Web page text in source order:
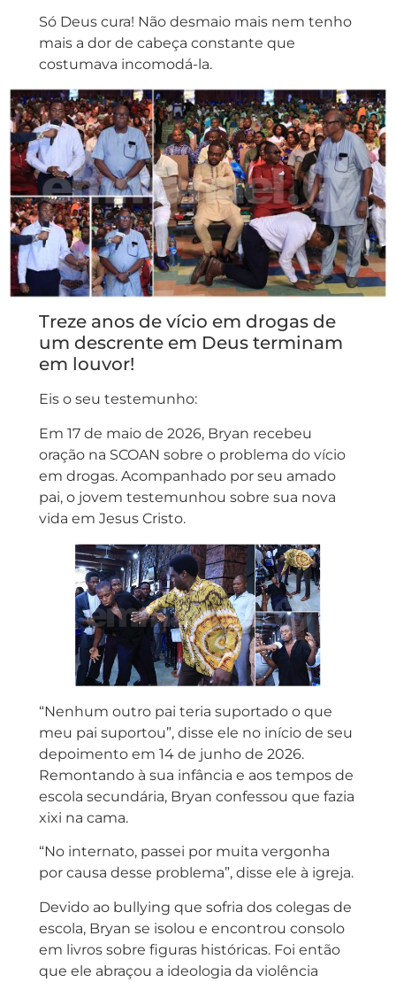
Só Deus cura! Não desmaio mais nem tenho
mais a dor de cabeça constante que
costumava incomodá-la.
Treze anos de vício em drogas de
um descrente em Deus terminam
em louvor!
Eis o seu testemunho:
Em 17 de maio de 2026, Bryan recebeu
oração na SCOAN sobre o problema do vício
em drogas. Acompanhado por seu amado
pai, o jovem testemunhou sobre sua nova
vida em Jesus Cristo.
“Nenhum outro pai teria suportado o que
meu pai suportou”, disse ele no início de seu
depoimento em 14 de junho de 2026.
Remontando à sua infância e aos tempos de
escola secundária, Bryan confessou que fazia
xixi na cama.
“No internato, passei por muita vergonha
por causa desse problema”, disse ele à igreja.
Devido ao bullying que sofria dos colegas de
escola, Bryan se isolou e encontrou consolo
em livros sobre figuras históricas. Foi então
que ele abraçou a ideologia da violência